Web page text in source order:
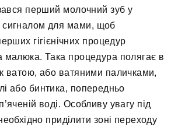
перший молочний зуб у
сигналом для мами, щоб
гігієнічних процедур
малюка. Така процедура полягає в
ватою, або ватяними паличками,
або бинтика, попередньо
воді. Особливу увагу під
приділити зоні переходу